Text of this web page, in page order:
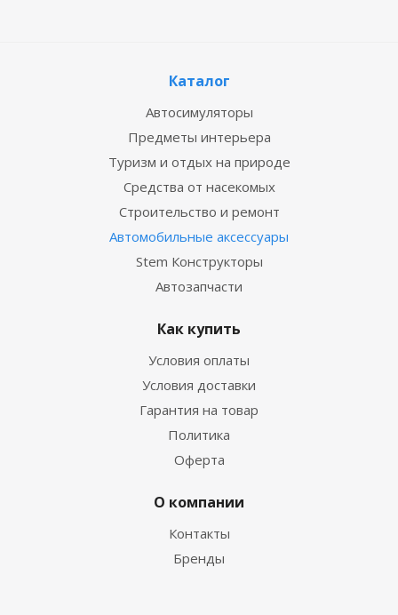
Каталог
Автосимуляторы
Предметы интерьера
Туризм и отдых на природе
Средства от насекомых
Строительство и ремонт
Автомобильные аксессуары
Stem Конструкторы
Автозапчасти
Как купить
Условия оплаты
Условия доставки
Гарантия на товар
Политика
Оферта
О компании
Контакты
Бренды